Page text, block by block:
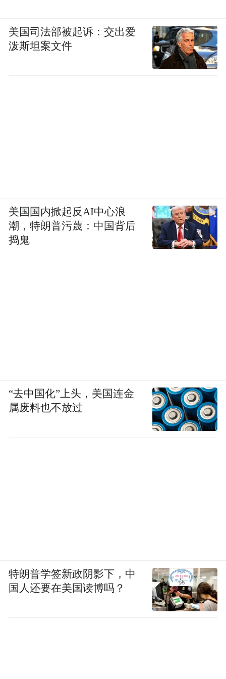
美国司法部被起诉：交出爱
泼斯坦案文件
美国国内掀起反AI中心浪
潮，特朗普污蔑：中国背后
捣鬼
“去中国化”上头，美国连金
属废料也不放过
特朗普学签新政阴影下，中
国人还要在美国读博吗？